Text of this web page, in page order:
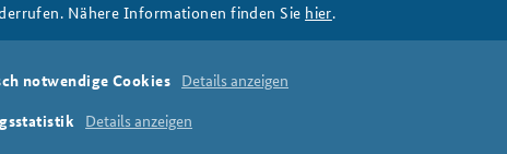
Nähere Informationen finden Sie hier.
notwendige Cookies Details anzeigen
Details anzeigen